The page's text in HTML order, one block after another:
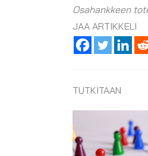
Osahankkeen
JAA ARTIKKELI
TUTKITAAN